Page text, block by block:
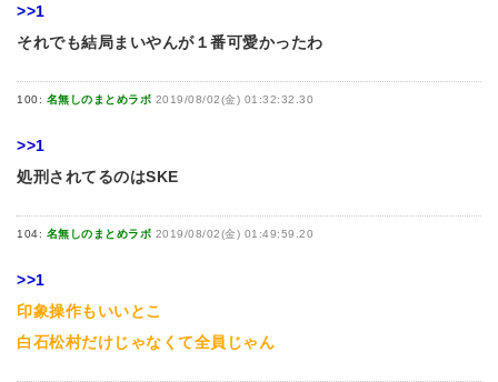
>>1
それでも結局まいやんが１番可愛かったわ
100: 名無しのまとめラボ 2019/08/02(金) 01:32:32.30
>>1
処刑されてるのはSKE
104: 名無しのまとめラボ 2019/08/02(金) 01:49:59.20
>>1
印象操作もいいとこ
白石松村だけじゃなくて全員じゃん